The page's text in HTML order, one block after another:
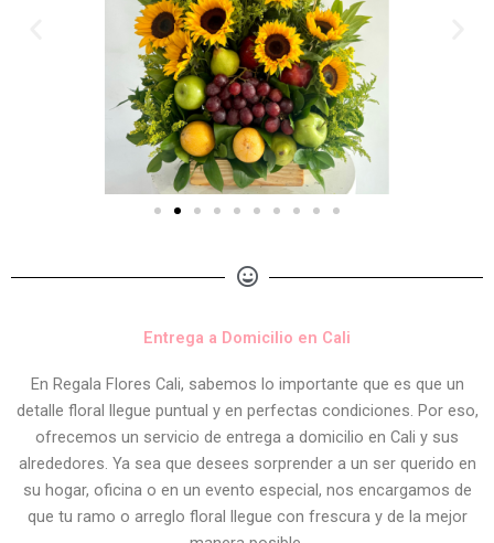
Entrega a Domicilio en Cali
En Regala Flores Cali, sabemos lo importante que es que un
detalle floral llegue puntual y en perfectas condiciones. Por eso,
ofrecemos un servicio de entrega a domicilio en Cali y sus
alrededores. Ya sea que desees sorprender a un ser querido en
su hogar, oficina o en un evento especial, nos encargamos de
que tu ramo o arreglo floral llegue con frescura y de la mejor